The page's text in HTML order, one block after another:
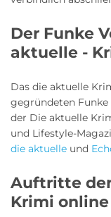
Der Funke
aktuelle -
Das die aktuelle
gegründeten Funke
der Die aktuelle
und Lifestyle-
die aktuelle und
Auftritte
Krimi online